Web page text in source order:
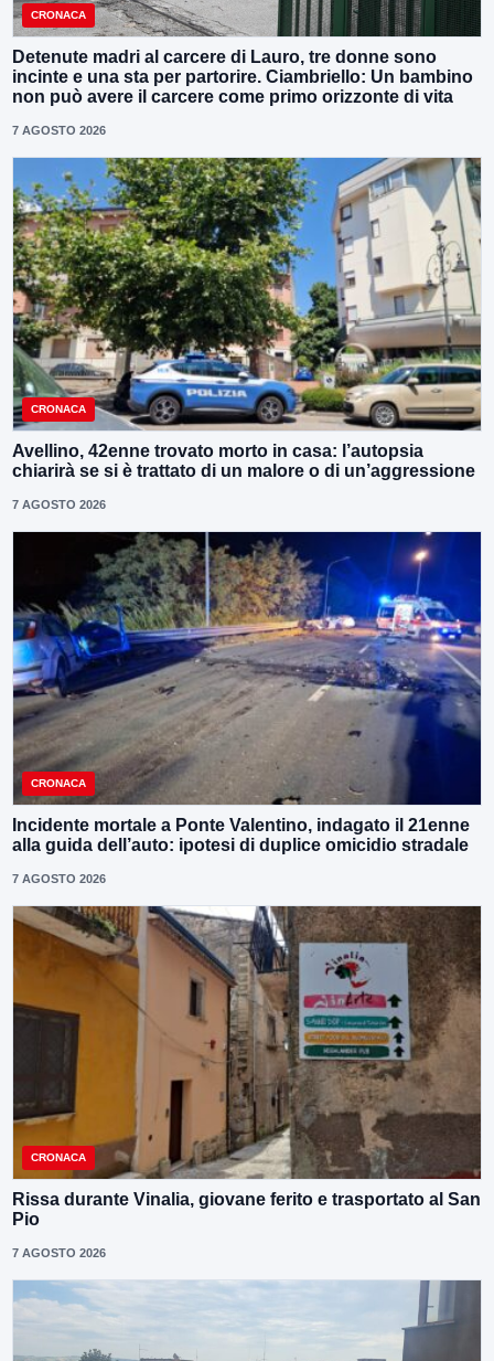
CRONACA
Detenute madri al carcere di Lauro, tre donne sono
incinte e una sta per partorire. Ciambriello: Un bambino
non può avere il carcere come primo orizzonte di vita
7 AGOSTO 2026
CRONACA
Avellino, 42enne trovato morto in casa: l’autopsia
chiarirà se si è trattato di un malore o di un’aggressione
7 AGOSTO 2026
CRONACA
Incidente mortale a Ponte Valentino, indagato il 21enne
alla guida dell’auto: ipotesi di duplice omicidio stradale
7 AGOSTO 2026
CRONACA
Rissa durante Vinalia, giovane ferito e trasportato al San
Pio
7 AGOSTO 2026